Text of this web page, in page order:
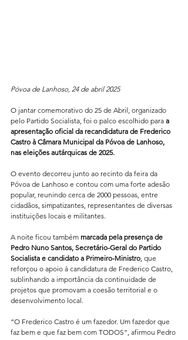
Póvoa de Lanhoso, 24 de abril 2025
O jantar comemorativo do 25 de Abril, organizado
pelo Partido Socialista, foi o palco escolhido para a
apresentação oficial da recandidatura de Frederico
Castro à Câmara Municipal da Póvoa de Lanhoso,
nas eleições autárquicas de 2025.
O evento decorreu junto ao recinto da feira da
Póvoa de Lanhoso e contou com uma forte adesão
popular, reunindo cerca de 2000 pessoas, entre
cidadãos, simpatizantes, representantes de diversas
instituições locais e militantes.
A noite ficou também marcada pela presença de
Pedro Nuno Santos, Secretário-Geral do Partido
Socialista e candidato a Primeiro-Ministro, que
reforçou o apoio à candidatura de Frederico Castro,
sublinhando a importância da continuidade de
projetos que promovam a coesão territorial e o
desenvolvimento local.
“O Frederico Castro é um fazedor. Um fazedor que
faz bem e que faz bem com TODOS”, afirmou Pedro